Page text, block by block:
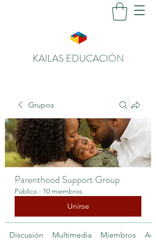
KAILAS EDUCACIÓN
Grupos
Parenthood Support Group
Público · 10 miembros
Unirse
Discusión Multimedia Miembros